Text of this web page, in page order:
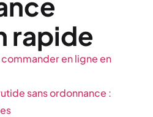
rapide
en ligne en
sans ordonnance :